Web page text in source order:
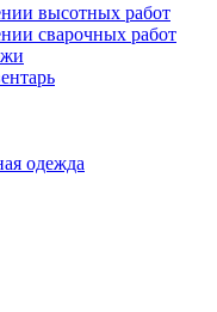
высотных работ
сварочных работ
одежда